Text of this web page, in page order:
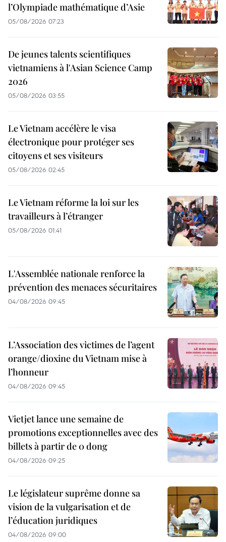
l’Olympiade mathématique d’Asie
05/08/2026 07:23
De jeunes talents scientifiques
vietnamiens à l'Asian Science Camp
2026
05/08/2026 03:55
Le Vietnam accélère le visa
électronique pour protéger ses
citoyens et ses visiteurs
05/08/2026 02:45
Le Vietnam réforme la loi sur les
travailleurs à l’étranger
05/08/2026 01:41
L'Assemblée nationale renforce la
prévention des menaces sécuritaires
04/08/2026 09:45
L’Association des victimes de l’agent
orange/dioxine du Vietnam mise à
l’honneur
04/08/2026 09:45
Vietjet lance une semaine de
promotions exceptionnelles avec des
billets à partir de 0 dong
04/08/2026 09:25
Le législateur suprême donne sa
vision de la vulgarisation et de
l’éducation juridiques
04/08/2026 09:00